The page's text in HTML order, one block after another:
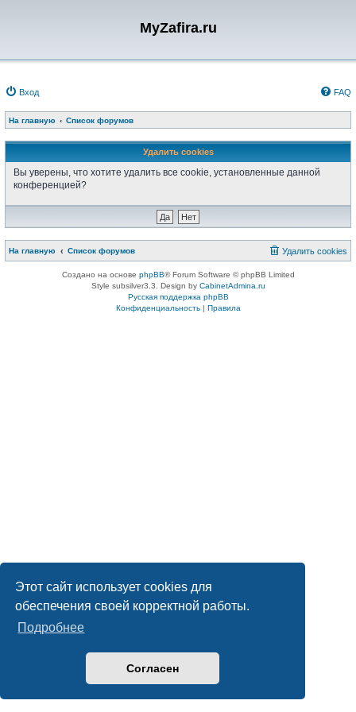
Этот сайт использует cookies для
обеспечения своей корректной работы.
Подробнее
Согласен
MyZafira.ru
Вход FAQ
На главную Список форумов
Удалить cookies
Вы уверены, что хотите удалить все cookie, установленные данной
конференцией?
На главную Список форумов Удалить cookies
Создано на основе phpBB® Forum Software © phpBB Limited
Style subsilver3.3. Design by CabinetAdmina.ru
Русская поддержка phpBB
Конфиденциальность| Правила